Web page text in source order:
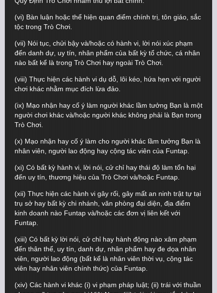
(vi) Bàn luận hoặc thể hiện quan điểm chính trị, tôn giáo, sắc
tộc trong Trò Chơi.
(vii) Nói tục, chửi bậy và/hoặc có hành vi, lời nói xúc phạm
đến danh dự, uy tín, nhân phẩm của bất kỳ tổ chức, cá nhân
nào bất kể là trong Trò Chơi hay ngoài Trò Chơi.
(viii) Thực hiện các hành vi dụ dỗ, lôi kéo, hứa hẹn với người
chơi khác nhằm mục đích lừa đảo.
(ix) Mạo nhận hay cố ý làm người khác lầm tưởng Bạn là một
người chơi khác và/hoặc người khác không phải là Bạn trong
Trò Chơi.
(x) Mạo nhận hay cố ý làm cho người khác lầm tưởng Bạn là
nhân viên, người lao động hay cộng tác viên của Funtap.
(xi) Có bất kỳ hành vi, lời nói, cử chỉ hay thái độ làm tổn hại
đến uy tín, thương hiệu của Trò Chơi và/hoặc Funtap.
(xii) Thực hiện các hành vi gây rối, gây mất an ninh trật tự tại
trụ sở hay bất kỳ chi nhánh, văn phòng đại diện, địa điểm
kinh doanh nào Funtap và/hoặc các đơn vị liên kết với
Funtap.
(xiii) Có bất kỳ lời nói, cử chỉ hay hành động nào xâm phạm
đến thân thể, uy tín, danh dự, nhân phẩm hay đe dọa nhân
viên, người lao động (bất kể là nhân viên thời vụ, cộng tác
viên hay nhân viên chính thức) của Funtap.
(xiv) Các hành vi khác (i) vi phạm pháp luật; (ii) trái với thuần